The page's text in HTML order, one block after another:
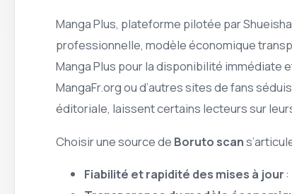
Manga Plus, plateforme pilotée par
professionnelle, modèle économique
Manga Plus pour la disponibilité immédiate
MangaFr.org ou d’autres sites de fans
éditoriale, laissent certains lecteurs sur
Choisir une source de Boruto scan
Fiabilité et rapidité des mises à jour